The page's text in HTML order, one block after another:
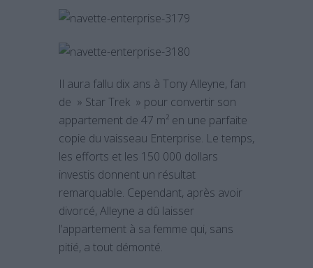
Il aura fallu dix ans à Tony Alleyne, fan
de » Star Trek » pour convertir son
appartement de 47 m² en une parfaite
copie du vaisseau Enterprise. Le temps,
les efforts et les 150 000 dollars
investis donnent un résultat
remarquable. Cependant, après avoir
divorcé, Alleyne a dû laisser
l’appartement à sa femme qui, sans
pitié, a tout démonté.